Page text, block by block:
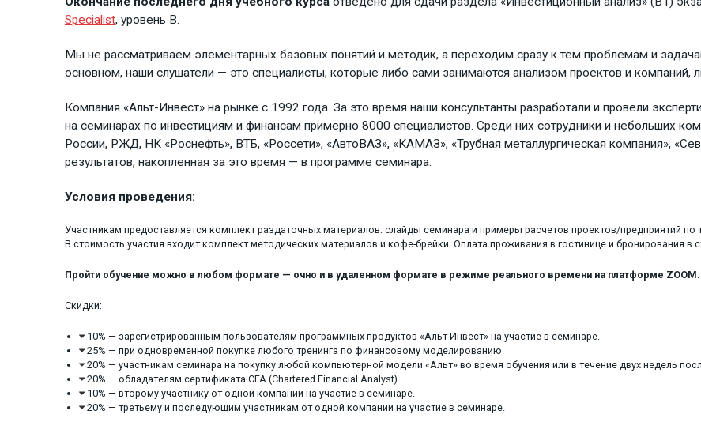
Specialist, уровень В.
Мы не рассматриваем элементарных базовых понятий и методик, а переходим сразу к тем проблемам и
основном, наши слушатели — это специалисты, которые либо сами занимаются анализом проектов и компаний,
Компания «Альт-Инвест» на рынке с 1992 года. За это время наши консультанты разработали и провели
на семинарах по инвестициям и финансам примерно 8000 специалистов. Среди них сотрудники и небольших
России, РЖД, НК «Роснефть», ВТБ, «Россети», «АвтоВАЗ», «КАМАЗ», «Трубная металлургическая компания»,
результатов, накопленная за это время — в программе семинара.
Условия проведения:
Участникам предоставляется комплект раздаточных материалов: слайды семинара и примеры расчетов проектов/предприятий по
В стоимость участия входит комплект методических материалов и кофе-брейки. Оплата проживания в гостинице и бронирования в
Пройти обучение можно в любом формате — очно и в удаленном формате в режиме реального времени на платформе ZOOM.
Скидки:
10% — зарегистрированным пользователям программных продуктов «Альт-Инвест» на участие в семинаре.
25% — при одновременной покупке любого тренинга по финансовому моделированию.
20% — участникам семинара на покупку любой компьютерной модели «Альт» во время обучения или в течение двух недель
20% — обладателям сертификата CFA (Chartered Financial Analyst).
10% — второму участнику от одной компании на участие в семинаре.
20% — третьему и последующим участникам от одной компании на участие в семинаре.